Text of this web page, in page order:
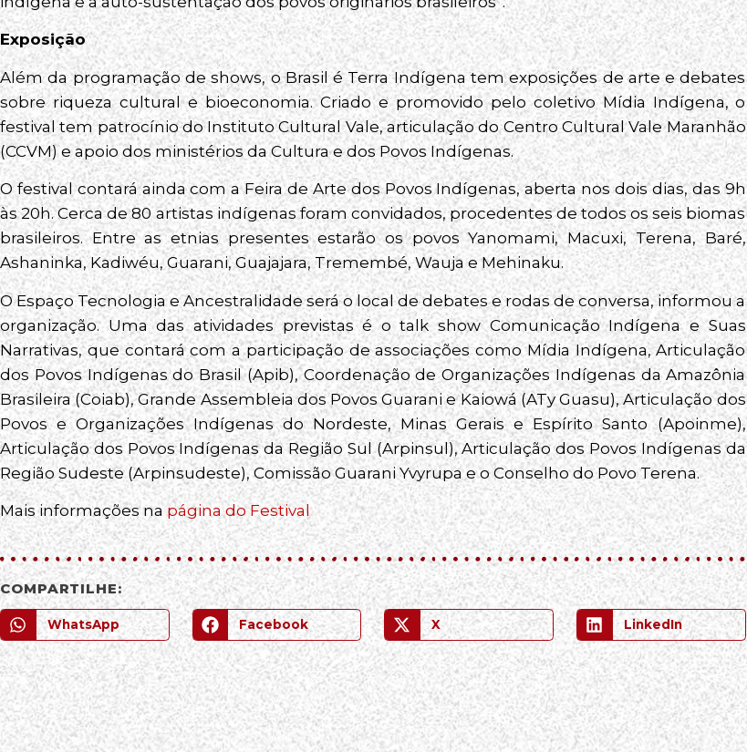
Exposição
Além da programação de shows, o Brasil é Terra Indígena tem exposições de arte e debates
sobre riqueza cultural e bioeconomia. Criado e promovido pelo coletivo Mídia Indígena, o
festival tem patrocínio do Instituto Cultural Vale, articulação do Centro Cultural Vale Maranhão
(CCVM) e apoio dos ministérios da Cultura e dos Povos Indígenas.
O festival contará ainda com a Feira de Arte dos Povos Indígenas, aberta nos dois dias, das 9h
às 20h. Cerca de 80 artistas indígenas foram convidados, procedentes de todos os seis biomas
brasileiros. Entre as etnias presentes estarão os povos Yanomami, Macuxi, Terena, Baré,
Ashaninka, Kadiwéu, Guarani, Guajajara, Tremembé, Wauja e Mehinaku.
O Espaço Tecnologia e Ancestralidade será o local de debates e rodas de conversa, informou a
organização. Uma das atividades previstas é o talk show Comunicação Indígena e Suas
Narrativas, que contará com a participação de associações como Mídia Indígena, Articulação
dos Povos Indígenas do Brasil (Apib), Coordenação de Organizações Indígenas da Amazônia
Brasileira (Coiab), Grande Assembleia dos Povos Guarani e Kaiowá (ATy Guasu), Articulação dos
Povos e Organizações Indígenas do Nordeste, Minas Gerais e Espírito Santo (Apoinme),
Articulação dos Povos Indígenas da Região Sul (Arpinsul), Articulação dos Povos Indígenas da
Região Sudeste (Arpinsudeste), Comissão Guarani Yvyrupa e o Conselho do Povo Terena.
Mais informações na página do Festival
COMPARTILHE:
WhatsApp Facebook X LinkedIn